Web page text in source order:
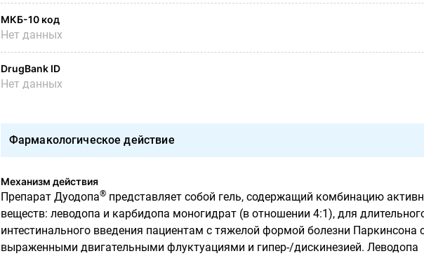
МКБ-10 код
Нет данных
DrugBank ID
Нет данных
Фармакологическое действие
Механизм действия
Препарат Дуодопа®представляет собой гель, содержащий комбинацию
веществ: леводопа и карбидопа моногидрат (в отношении 4:1), для
интестинального введения пациентам с тяжелой формой болезни Паркинсона
выраженными двигательными флуктуациями и гипер-/дискинезией. Леводопа